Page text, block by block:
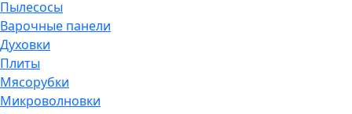
Пылесосы
Варочные панели
Духовки
Плиты
Мясорубки
Микроволновки